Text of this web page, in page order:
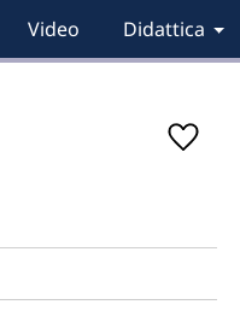
Video Didattica